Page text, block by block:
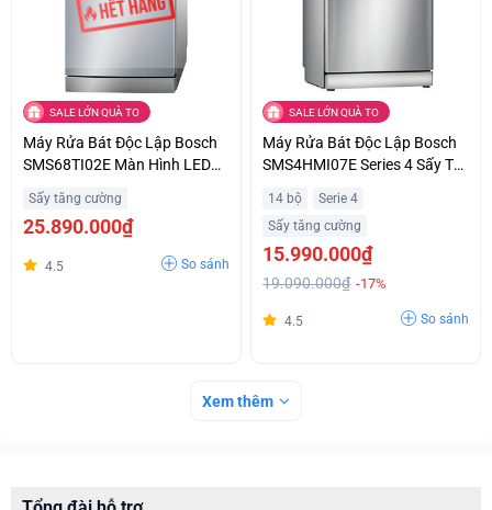
SALE LỚN QUÀ TO
Máy Rửa Bát Độc Lập Bosch
SMS68TI02E Màn Hình LED
Hiển Thị Thời Gian Trả Góp
Không Lãi Suất
Sấy tăng cường
25.890.000₫
4.5 So sánh
SALE LỚN QUÀ TO
Máy Rửa Bát Độc Lập Bosch
SMS4HMI07E Series 4 Sấy Tự
14 bộ
Serie 4
Sấy tăng cường
15.990.000₫
19.090.000₫ -17%
4.5 So sánh
Xem thêm